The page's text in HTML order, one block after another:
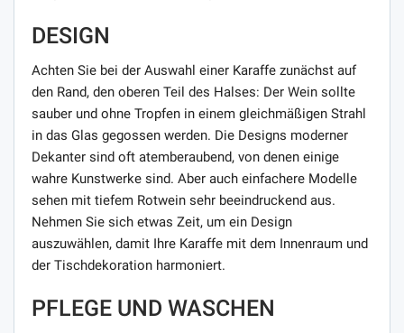
DESIGN
Achten Sie bei der Auswahl einer Karaffe zunächst auf
den Rand, den oberen Teil des Halses: Der Wein sollte
sauber und ohne Tropfen in einem gleichmäßigen Strahl
in das Glas gegossen werden. Die Designs moderner
Dekanter sind oft atemberaubend, von denen einige
wahre Kunstwerke sind. Aber auch einfachere Modelle
sehen mit tiefem Rotwein sehr beeindruckend aus.
Nehmen Sie sich etwas Zeit, um ein Design
auszuwählen, damit Ihre Karaffe mit dem Innenraum und
der Tischdekoration harmoniert.
PFLEGE UND WASCHEN